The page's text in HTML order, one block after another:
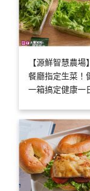
【源鮮智慧農
餐廳指定生菜！
一箱搞定健康一